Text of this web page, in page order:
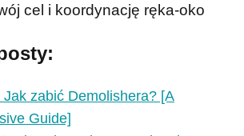
cel i koordynację ręka-oko
Jak zabić Demolishera? [A
Guide]